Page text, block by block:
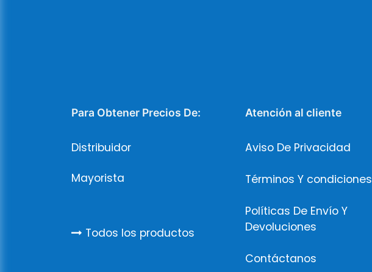
Para Obtener Precios De:
Distribuidor
Mayorista
Todos los productos
Atención al cliente
Aviso De Privacidad
Términos Y condiciones
Políticas De Envío Y
Devoluciones
Contáctanos